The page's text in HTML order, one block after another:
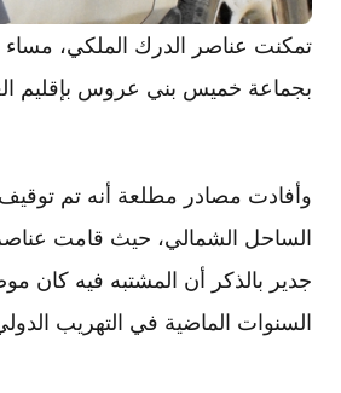
تمكنت عناصر الدرك الملكي،
بجماعة خميس بني عروس بإقليم
وأفادت مصادر مطلعة أنه تم توقيف
الساحل الشمالي، حيث قامت عناصر
جدير بالذكر أن المشتبه فيه
السنوات الماضية في التهريب